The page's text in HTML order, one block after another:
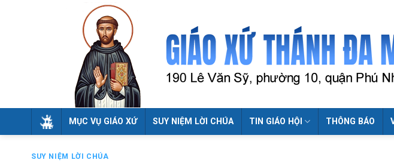
MỤC VỤ GIÁO XỨ SUY NIỆM LỜI CHÚA TIN GIÁO HỘI THÔNG BÁO
SUY NIỆM LỜI CHÚA